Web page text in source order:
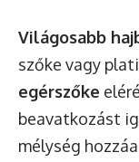
Világosabb
szőke vagy
egérszőke
beavatkozást
mélység